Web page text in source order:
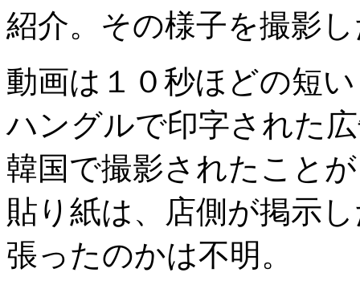
紹介。その様子を撮影
動画は１０秒ほどの短
ハングルで印字された
韓国で撮影されたこと
貼り紙は、店側が掲示
張ったのかは不明。